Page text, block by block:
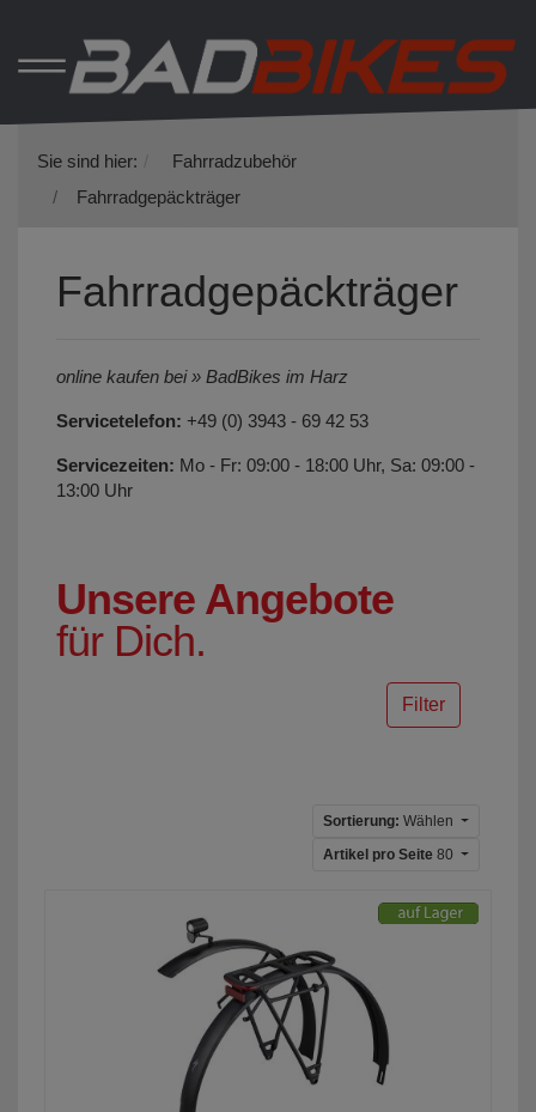
Sie sind hier:
Fahrradzubehör
Fahrradgepäckträger
Fahrradgepäckträger
online kaufen bei » BadBikes im Harz
Servicetelefon: +49 (0) 3943 - 69 42 53
Servicezeiten: Mo - Fr: 09:00 - 18:00 Uhr, Sa: 09:00 -
13:00 Uhr
Unsere Angebote
für Dich.
Filter
Sortierung: Wählen
Artikel pro Seite 80